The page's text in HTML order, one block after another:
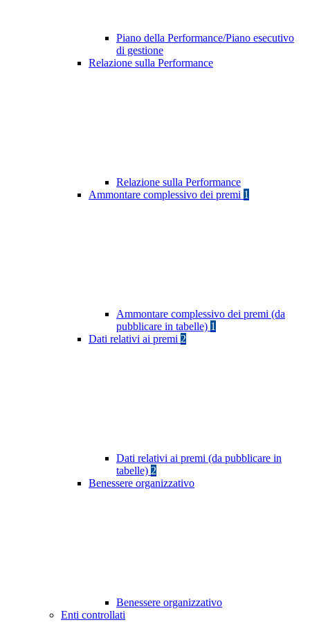
Piano della Performance/Piano esecutivo
di gestione
Relazione sulla Performance
Relazione sulla Performance
Ammontare complessivo dei premi 1
Ammontare complessivo dei premi (da
pubblicare in tabelle) 1
Dati relativi ai premi 2
Dati relativi ai premi (da pubblicare in
tabelle) 2
Benessere organizzativo
Benessere organizzativo
Enti controllati